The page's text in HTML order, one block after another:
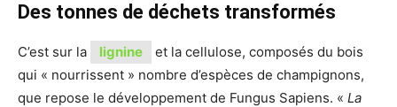
Des tonnes de déchets transformés
C’est sur la lignine
et la cellulose, composés du bois
qui « nourrissent » nombre d’espèces de champignons,
que repose le développement de Fungus Sapiens. « La